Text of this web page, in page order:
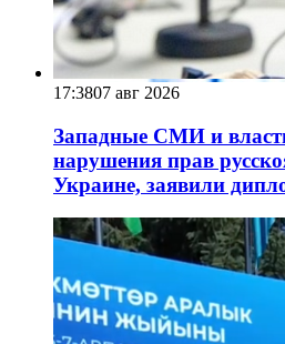
17:3807 авг 2026
Западные СМИ и
нарушения прав
Украине, заявили